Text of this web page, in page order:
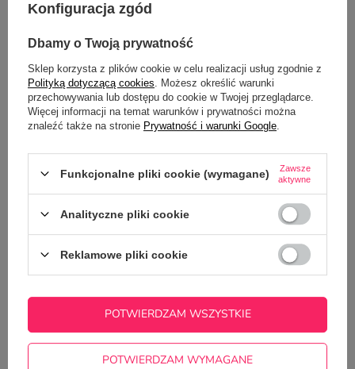
OPIS
SZCZEGÓŁOWE DANE
GŁÓWNE PARAMETRY
OPINIE (0)
Potrzebujesz pomocy? Masz pytania?
Zadaj pytanie a my odpowiemy
odpowiedzi publikując dla innych.
Konfiguracja zgód
Dbamy o Twoją prywatność
Sklep korzysta z plików cookie w celu realizacji usług zgodnie z
Polityką dotyczącą cookies . Możesz określić warunki
przechowywania lub dostępu do cookie w Twojej przeglądarce.
Więcej informacji na temat warunków i prywatności można
znaleźć także na stronie Prywatność i warunki Google
Funkcjonalne pliki cookie (wymagane)
Zawsze
aktywne
Analityczne pliki cookie
Reklamowe pliki cookie
POTWIERDZAM WYMAGANE
POTWIERDZAM WSZYSTKIE